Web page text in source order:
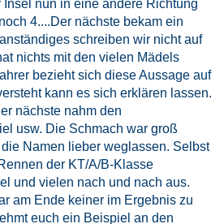
nun in eine andere Richtung
4....Der nächste bekam ein
schreiben wir nicht auf
nichts mit den vielen Mädels
bezieht sich diese Aussage auf
kann es sich erklären lassen.
nächste nahm den
usw. Die Schmach war groß
Namen lieber weglassen. Selbst
der KT/A/B-Klasse
und vielen nach und nach aus.
am Ende keiner im Ergebnis zu
euch ein Beispiel an den